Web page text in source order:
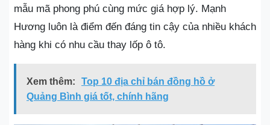
mẫu mã phong phú cùng mức giá hợp lý. Mạnh
Hương luôn là điểm đến đáng tin cậy của nhiều khách
hàng khi có nhu cầu thay lốp ô tô.
Xem thêm:
Top 10 địa chỉ bán đồng hồ ở
Quảng Bình giá tốt, chính hãng